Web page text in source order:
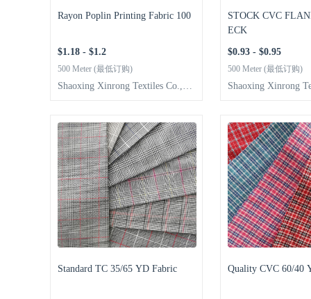
Rayon Poplin Printing Fabric 100
$1.18 - $1.2
500 Meter (最低订购)
Shaoxing Xinrong Textiles Co.,Lt
STOCK CVC
ECK
$0.93 - $0.95
500 Meter (最低订购)
Shaoxing Xinrong
Standard TC 35/65 YD Fabric Quality CVC 60/40